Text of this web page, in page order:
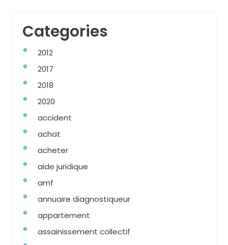
Categories
2012
2017
2018
2020
accident
achat
acheter
aide juridique
amf
annuaire diagnostiqueur
appartement
assainissement collectif